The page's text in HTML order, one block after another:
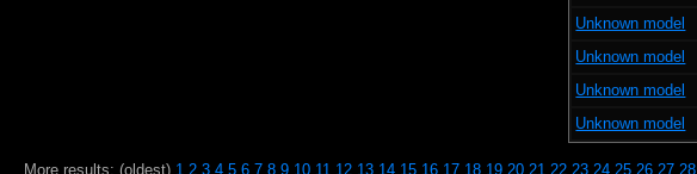
Unknown model
Unknown model
Unknown model
Unknown model
More results: (oldest) 1 2 3 4 5 6 7 8 9 10 11 12 13 14 15 16 17 18 19 20 21 22 23 24 25 26 27 28